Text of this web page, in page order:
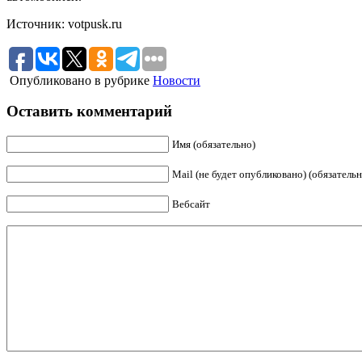
Источник: votpusk.ru
Опубликовано в рубрике Новости
Оставить комментарий
Имя (обязательно)
Mail (не будет опубликовано)
Вебсайт